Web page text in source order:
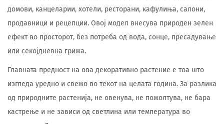
домови, канцеларии, хотели, ресторани, кафулиња, салони,
продавници и рецепции. Овој модел внесува природен зелен
ефект во просторот, без потреба од вода, сонце, пресадување
или секојдневна грижа.
Главната предност на ова декоративно растение е тоа што
изгледа уредно и свежо во текот на целата година. За разлика
од природните растенија, не овенува, не пожолтува, не бара
кастрење и не зависи од светлина или температура во